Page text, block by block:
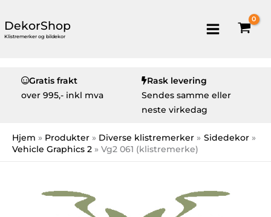
DekorShop
Klistremerker og bildekor
Gratis frakt
over 995,- inkl mva
Rask levering
Sendes samme eller
neste virkedag
Hjem Produkter Diverse klistremerker
Sidedekor
Vehicle Graphics 2
Vg2 061 (klistremerke)